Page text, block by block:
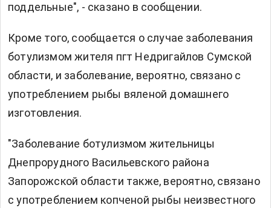
поддельные", - сказано в сообщении.
Кроме того, сообщается о случае заболевания
ботулизмом жителя пгт Недригайлов Сумской
области, и заболевание, вероятно, связано с
употреблением рыбы вяленой домашнего
изготовления.
"Заболевание ботулизмом жительницы
Днепрорудного Васильевского района
Запорожской области также, вероятно, связано
с употреблением копченой рыбы неизвестного